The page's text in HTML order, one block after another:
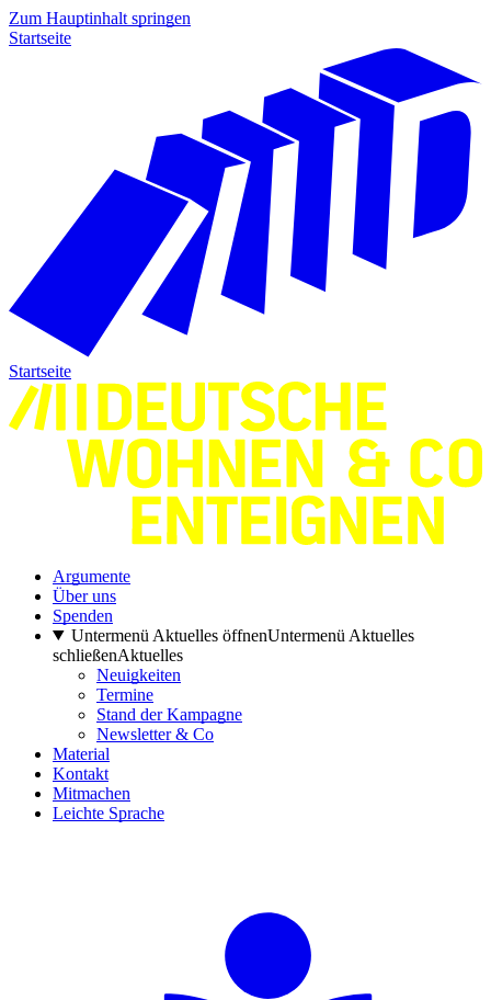
Zum Hauptinhalt springen
Startseite
Startseite
Argumente
Über uns
Spenden
Untermenü Aktuelles öffnenUntermenü Aktuelles
schließenAktuelles
Neuigkeiten
Termine
Stand der Kampagne
Newsletter & Co
Material
Kontakt
Mitmachen
Leichte Sprache